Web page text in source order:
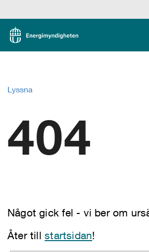
Lyssna
404
Något gick fel - vi ber om
Åter tillstartsidan!